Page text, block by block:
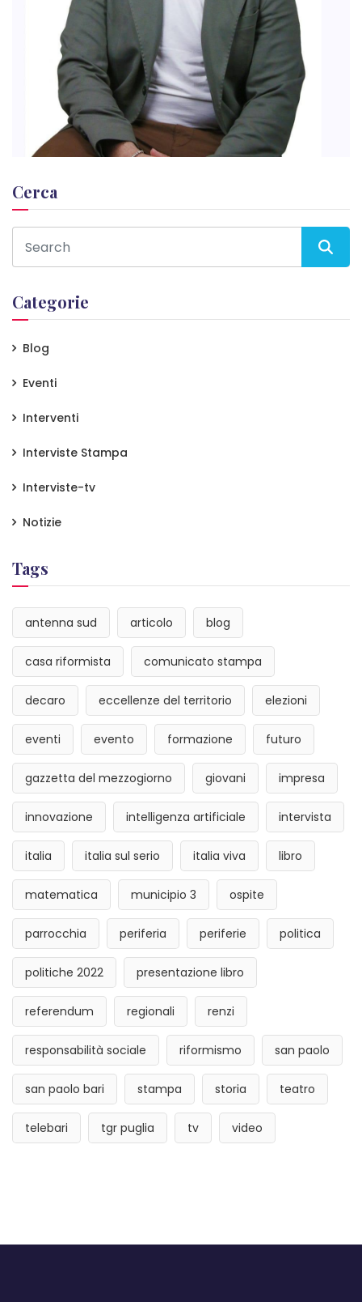
Cerca
Categorie
Blog
Eventi
Interventi
Interviste Stampa
Interviste-tv
Notizie
Tags
antenna sud articolo blog
casa riformista comunicato stampa
decaro eccellenze del territorio elezioni
eventi evento formazione futuro
gazzetta del mezzogiorno giovani impresa
innovazione intelligenza artificiale intervista
italia italia sul serio italia viva libro
matematica municipio 3 ospite
parrocchia periferia periferie politica
politiche 2022 presentazione libro
referendum regionali renzi
responsabilità sociale riformismo san paolo
san paolo bari stampa storia teatro
telebari tgr puglia tv video